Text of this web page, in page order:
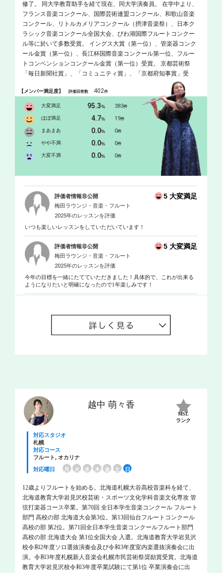
修了。 同大学教育助手を経て現在、同大学演奏員。 在学中より、
フランス音楽コンクール、国際芸術連盟コンクール、和歌山音楽
コンクール、リトルカメリアコンクール（摂津音楽祭）、日本ク
ラシック音楽コンクール全国大会、びわ湖国際フルートコンクー
ル等に於いて多数受賞。 イングス大賞（第一位）、管楽器コンク
ール金賞（第一位）、長江杯国際音楽コンクール第一位、フルー
トコンベンションコンクール金賞（第一位）受賞。 京都芸術祭
「毎日新聞社賞」、「コミュニティ賞」、「京都府知事賞」受
賞。アジアクラシック音楽コンサートにて「新人賞」受賞。朝日
推薦演奏会（ザ・シンフォニーホール）出演。オペラハウス管弦
楽団、関西フルートオーケストラ、あうろすフルートあんさんぶ
る、ペリオーデ室内管弦楽団、大阪市音楽団等と度々共演。 大阪
府芸術劇場奨励新人として選定され、4回にわたるソロリサイタル
開催。 韓国、ドイツ、オーストリア、イタリア、アメリカ、フラ
ンス、カンボジア、ルクセンブルク等でも演奏を重ねる。 フルー
トを待永望、曾根亮一、金昌国、Ｐ．マイゼン各氏に師事。 フラ
ウトトラヴェルソ、ルネサンスフルートを前田りり子氏に師事。
大阪国際音楽コンクールアーリー部門（古楽・トラヴェルソ）入
同代表を務める。 クリスタルフルート(ガラスのフルート)奏者と
しても活躍し、世界ではじめてのクリスタルフルートによるオー
ケストラ「日本クリスタルフルートオーケストラ」を設立。同代
際ミュージカルソー・フェスティバル「ミュージカルソー世界大
会」において準優勝及び、をＷ受賞し、 披露演奏会に出演。２０
１１年５月、ミュージカルソー奏者としてＴＶ出演。 ２０１２年
スティバル「ミュージカルソー世界大会」において優勝、披露演
奏会に出演。 同年関西フルートオーケストラとミュージカルソー
カルソーにて共演。関西のこぎりオーケストラメンバーとしても
ソート“ソメイエ”代表、 日本クリスタルフルートオーケストラ代
表、アンサンブルＮＡＧＯＭＩ“和”等多数所属。 茨木市音楽芸術
協会理事、国際ミュージカルソー協会会員。 依頼演奏、学校公
演、オーケストラ等、国内外での演奏のほか後進の指導にも力を
入れており、教育者・演奏家として、２０１８年１１月、茨木市
市制７０周年記念「功労賞」を受賞。 ２０１９年５月、イタリ
ア・アルバ音楽祭にソリストとして出演予定。
【メンバー満足度】評価回答数 402件
大変満足 95.3% 383件
ほぼ満足 4.7% 19件
まあまあ 0.0% 0件
やや不満 0.0% 0件
大変不満 0.0% 0件
評価者情報非公開 5 大変満足
梅田ラウンジ・音楽・フルート
2025年のレッスンを評価
いつも楽しいレッスンをしていただいています！
評価者情報非公開 5 大変満足
梅田ラウンジ・音楽・フルート
2025年のレッスンを評価
今年の目標を一緒にたてていただきました！具体的で、これが出来る
ようになりたいと明確になったので1年楽しみです！
越中 萌々香
MSL
ランク
対応スタジオ
札幌
対応コース
フルート, オカリナ
対応曜日
月 火 水 木 金 土 日
12歳よりフルートを始める。北海道札幌大谷高校音楽科を経て、
北海道教育大学岩見沢校芸術・スポーツ文化学科音楽文化専攻 管
弦打楽器コース卒業。第70回 全日本学生音楽コンクール フルート
部門 高校の部 北海道大会第3位。第13回仙台フルートコンクール
高校の部 第2位。第71回全日本学生音楽コンクールフルート部門
高校の部 北海道大会 第1位全国大会 入選。北海道教育大学岩見沢
校令和2年度ソロ選抜演奏会及び令和3年度室内楽選抜演奏会に出
演。令和3年度札幌新人音楽会札幌市民芸術祭奨励賞受賞。北海道
教育大学岩見沢校令和3年度卒業試験にて第1位 卒業演奏会に出